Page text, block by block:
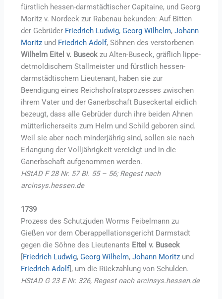
fürstlich hessen-darmstädtischer Capitaine, und Georg
Moritz v. Nordeck zur Rabenau bekunden: Auf Bitten
der Gebrüder Friedrich Ludwig, Georg Wilhelm,Johann
Moritz und Friedrich Adolf, Söhnen des verstorbenen
Wilhelm Eitel v. Buseck zu Alten-Buseck, gräflich lippe-
detmoldischem Stallmeister und fürstlich hessen-
darmstädtischem Lieutenant, haben sie zur
Beendigung eines Reichshofratsprozesses zwischen
ihrem Vater und der Ganerbschaft Buseckertal eidlich
bezeugt, dass alle Gebrüder durch ihre beiden Ahnen
mütterlicherseits zum Helm und Schild geboren sind.
Weil sie aber noch minderjährig sind, sollen sie nach
Erlangung der Volljährigkeit vereidigt und in die
Ganerbschaft aufgenommen werden.
HStAD F 28 Nr. 57 Bl. 55 – 56; Regest nach
arcinsys.hessen.de
1739
Prozess des Schutzjuden Worms Feibelmann zu
Gießen vor dem Oberappellationsgericht Darmstadt
gegen die Söhne des Lieutenants Eitel v. Buseck
[Friedrich Ludwig, Georg Wilhelm,Johann Moritz und
Friedrich Adolf], um die Rückzahlung von Schulden.
HStAD G 23 E Nr. 326, Regest nach arcinsys.hessen.de